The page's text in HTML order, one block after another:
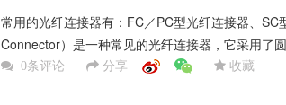
常用的光纤连接器有：FC／PC型光纤连接器、
Connector）是一种常见的光纤连接器，它采用了
0条评论 分享 收藏